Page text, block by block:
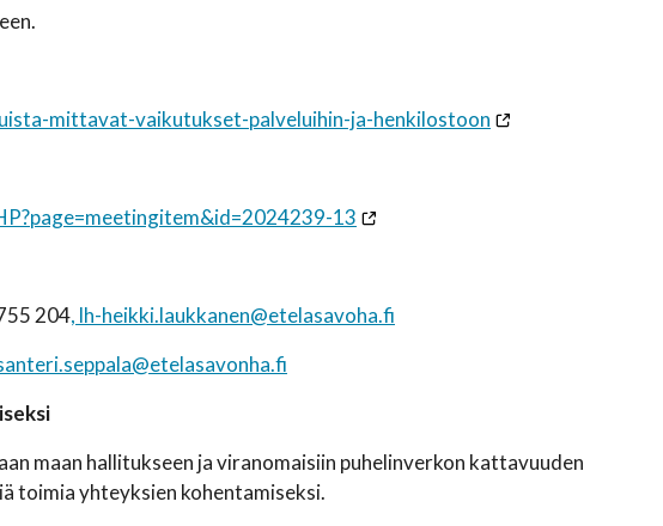
mittavat-vaikutukset-palveluihin-ja-henkilostoon
13
204, lh-heikki.laukkanen@etelasavoha.fi
maan hallitukseen ja viranomaisiin puhelinverkon kattavuuden
toimia yhteyksien kohentamiseksi.